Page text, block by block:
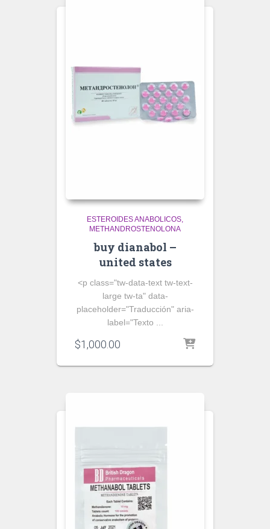
ESTEROIDES ANABOLICOS
METHANDROSTENOLONA
buy dianabol –
united states
<p class="tw-data-text tw-text-
large tw-ta" data-
placeholder="Traducción" aria-
label="Texto ...
$1,000.00